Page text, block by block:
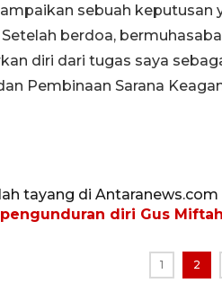
sebuah
berdoa,
diri dari tugas saya
Pembinaan Sarana
tayang di Antaranews.com
diri Gus Miftah
1 2